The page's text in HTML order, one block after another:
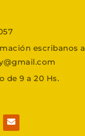
escribanos a
de 9 a 20 Hs.